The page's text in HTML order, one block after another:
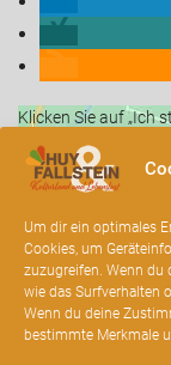
Um dir ein optimales
Cookies, um
zuzugreifen. Wenn du
wie das Surfverhalten
Wenn du deine
bestimmte Merkmale
Klicken Sie auf „Ich
Cookie-Richtlinie
Ich stimme zu